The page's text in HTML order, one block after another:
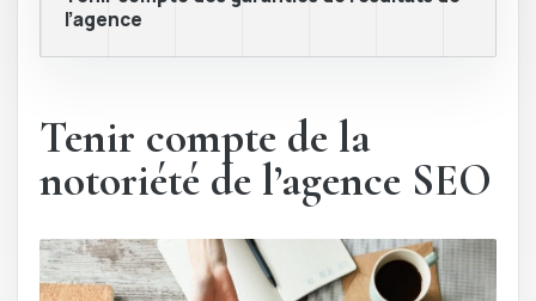
l’agence
Tenir compte de la
notoriété de l’agence SEO